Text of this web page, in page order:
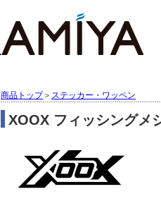
商品トップ＞ ステッカー・ワッペン
XOOX フィッシングメ